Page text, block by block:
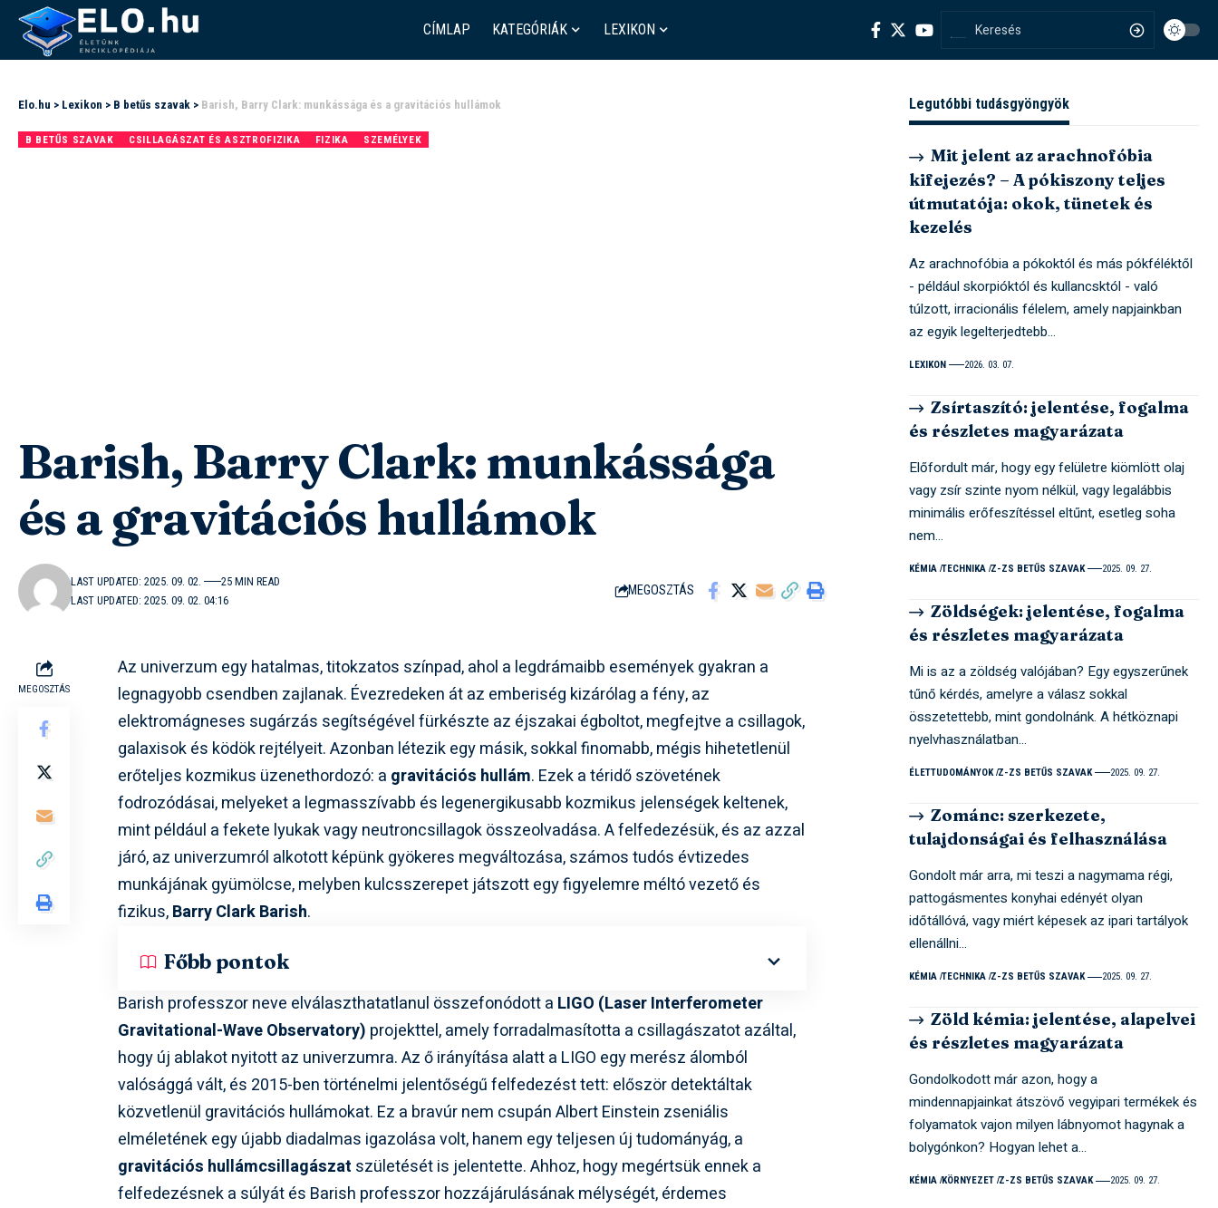
CÍMLAP KATEGÓRIÁK LEXIKON
Elo.hu > Lexikon > B betűs szavak > Barish, Barry Clark: munkássága és a gravitációs hullámok
B BETŰS SZAVAK CSILLAGÁSZAT ÉS ASZTROFIZIKA FIZIKA SZEMÉLYEK
Barish, Barry Clark: munkássága
és a gravitációs hullámok
LAST UPDATED: 2025. 09. 02. 04:16
LAST UPDATED: 2025. 09. 02. 25 MIN READ
MEGOSZTÁS
MEGOSZTÁS
Az univerzum egy hatalmas, titokzatos színpad, ahol a legdrámaibb események gyakran a
legnagyobb csendben zajlanak. Évezredeken át az emberiség kizárólag a fény, az
elektromágneses sugárzás segítségével fürkészte az éjszakai égboltot, megfejtve a csillagok,
galaxisok és ködök rejtélyeit. Azonban létezik egy másik, sokkal finomabb, mégis hihetetlenül
erőteljes kozmikus üzenethordozó: a gravitációs hullám. Ezek a téridő szövetének
fodrozódásai, melyeket a legmasszívabb és legenergikusabb kozmikus jelenségek keltenek,
mint például a fekete lyukak vagy neutroncsillagok összeolvadása. A felfedezésük, és az azzal
járó, az univerzumról alkotott képünk gyökeres megváltozása, számos tudós évtizedes
munkájának gyümölcse, melyben kulcsszerepet játszott egy figyelemre méltó vezető és
fizikus,Barry Clark Barish.
Főbb pontok
Barish professzor neve elválaszthatatlanul összefonódott a LIGO (Laser Interferometer
Gravitational-Wave Observatory) projekttel, amely forradalmasította a csillagászatot azáltal,
hogy új ablakot nyitott az univerzumra. Az ő irányítása alatt a LIGO egy merész álomból
valósággá vált, és 2015-ben történelmi jelentőségű felfedezést tett: először detektáltak
közvetlenül gravitációs hullámokat. Ez a bravúr nem csupán Albert Einstein zseniális
elméletének egy újabb diadalmas igazolása volt, hanem egy teljesen új tudományág, a
gravitációs hullámcsillagászat születését is jelentette. Ahhoz, hogy megértsük ennek a
felfedezésnek a súlyát és Barish professzor hozzájárulásának mélységét, érdemes
Legutóbbi tudásgyöngyök
Mit jelent az arachnofóbia
kifejezés? – A pókiszony teljes
útmutatója: okok, tünetek és
kezelés
Az arachnofóbia a pókoktól és más pókféléktől
- például skorpióktól és kullancsktól - való
túlzott, irracionális félelem, amely napjainkban
az egyik legelterjedtebb…
LEXIKON 2026. 03. 07.
Zsírtaszító: jelentése, fogalma
és részletes magyarázata
Előfordult már, hogy egy felületre kiömlött olaj
vagy zsír szinte nyom nélkül, vagy legalábbis
minimális erőfeszítéssel eltűnt, esetleg soha
nem…
KÉMIA TECHNIKA Z-ZS BETŰS SZAVAK 2025. 09. 27.
Zöldségek: jelentése, fogalma
és részletes magyarázata
Mi is az a zöldség valójában? Egy egyszerűnek
tűnő kérdés, amelyre a válasz sokkal
összetettebb, mint gondolnánk. A hétköznapi
nyelvhasználatban…
ÉLETTUDOMÁNYOK Z-ZS BETŰS SZAVAK 2025. 09. 27.
Zománc: szerkezete,
tulajdonságai és felhasználása
Gondolt már arra, mi teszi a nagymama régi,
pattogásmentes konyhai edényét olyan
időtállóvá, vagy miért képesek az ipari tartályok
ellenállni…
KÉMIA TECHNIKA Z-ZS BETŰS SZAVAK 2025. 09. 27.
Zöld kémia: jelentése, alapelvei
és részletes magyarázata
Gondolkodott már azon, hogy a
mindennapjainkat átszövő vegyipari termékek és
folyamatok vajon milyen lábnyomot hagynak a
bolygónkon? Hogyan lehet a…
KÉMIA KÖRNYEZET Z-ZS BETŰS SZAVAK 2025. 09. 27.